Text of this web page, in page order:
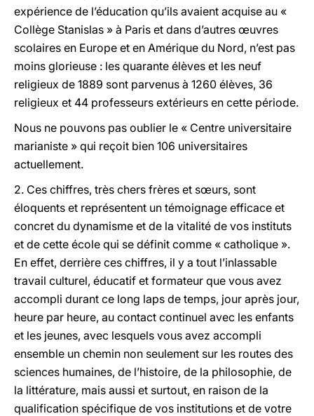
expérience de l’éducation qu’ils avaient acquise au «
Collège Stanislas » à Paris et dans d’autres œuvres
scolaires en Europe et en Amérique du Nord, n’est pas
moins glorieuse : les quarante élèves et les neuf
religieux de 1889 sont parvenus à 1260 élèves, 36
religieux et 44 professeurs extérieurs en cette période.
Nous ne pouvons pas oublier le « Centre universitaire
marianiste » qui reçoit bien 106 universitaires
actuellement.
2. Ces chiffres, très chers frères et sœurs, sont
éloquents et représentent un témoignage efficace et
concret du dynamisme et de la vitalité de vos instituts
et de cette école qui se définit comme « catholique ».
En effet, derrière ces chiffres, il y a tout l’inlassable
travail culturel, éducatif et formateur que vous avez
accompli durant ce long laps de temps, jour après jour,
heure par heure, au contact continuel avec les enfants
et les jeunes, avec lesquels vous avez accompli
ensemble un chemin non seulement sur les routes des
sciences humaines, de l’histoire, de la philosophie, de
la littérature, mais aussi et surtout, en raison de la
qualification spécifique de vos institutions et de votre